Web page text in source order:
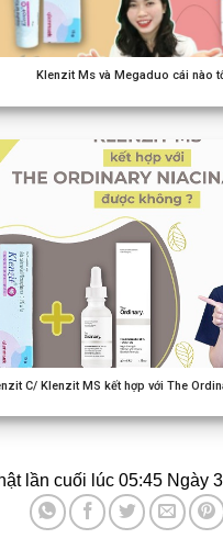
Klenzit Ms và Megaduo cái nào
C/ Klenzit MS kết hợp với The
lần cuối lúc 05:45 Ngày